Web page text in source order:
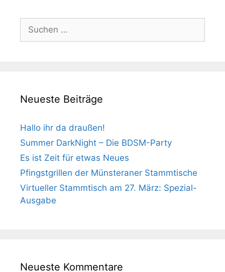
Suchen
nach:
Neueste Beiträge
Hallo ihr da draußen!
Summer DarkNight – Die BDSM-Party
Es ist Zeit für etwas Neues
Pfingstgrillen der Münsteraner Stammtische
Virtueller Stammtisch am 27. März: Spezial-
Ausgabe
Neueste Kommentare